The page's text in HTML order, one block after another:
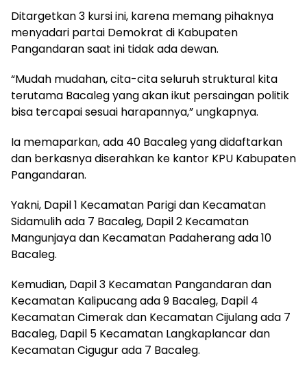
Ditargetkan 3 kursi ini, karena memang pihaknya
menyadari partai Demokrat di Kabupaten
Pangandaran saat ini tidak ada dewan.
“Mudah mudahan, cita-cita seluruh struktural kita
terutama Bacaleg yang akan ikut persaingan politik
bisa tercapai sesuai harapannya,” ungkapnya.
Ia memaparkan, ada 40 Bacaleg yang didaftarkan
dan berkasnya diserahkan ke kantor KPU Kabupaten
Pangandaran.
Yakni, Dapil 1 Kecamatan Parigi dan Kecamatan
Sidamulih ada 7 Bacaleg, Dapil 2 Kecamatan
Mangunjaya dan Kecamatan Padaherang ada 10
Bacaleg.
Kemudian, Dapil 3 Kecamatan Pangandaran dan
Kecamatan Kalipucang ada 9 Bacaleg, Dapil 4
Kecamatan Cimerak dan Kecamatan Cijulang ada 7
Bacaleg, Dapil 5 Kecamatan Langkaplancar dan
Kecamatan Cigugur ada 7 Bacaleg.